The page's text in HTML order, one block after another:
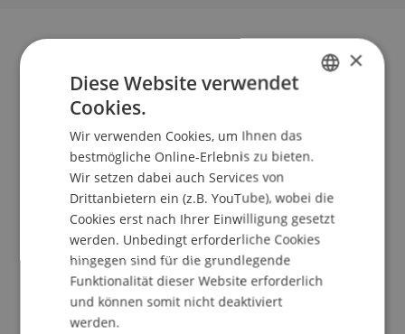
Einstieg ABI München
School/Professur:
Kommunikation und Marketing
MOC München
Sie sind auf der Suche nach dem passenden
Veranstaltungsdetails
×
Diese Website verwendet
Cookies.
Wir verwenden Cookies, um Ihnen das
bestmögliche Online-Erlebnis zu bieten.
Wir setzen dabei auch Services von
Drittanbietern ein (z.B. YouTube), wobei die
Cookies erst nach Ihrer Einwilligung gesetzt
werden. Unbedingt erforderliche Cookies
hingegen sind für die grundlegende
Funktionalität dieser Website erforderlich
und können somit nicht deaktiviert
werden.